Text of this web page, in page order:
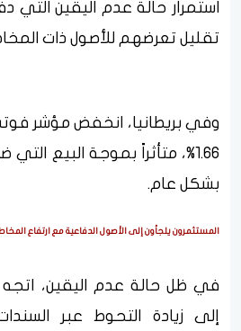
استمرار حالة عدم اليقين التي
تقليل تعرضهم للأصول ذات
وفي بريطانيا، انخفض مؤشر
1.66%، متأثراً بموجة البيع
بشكل عام.
المستثمرون يلجأون إلى الأصول الدفاعية مع ارتفاع
في ظل حالة عدم اليقين،
إلى زيادة التحوط عبر